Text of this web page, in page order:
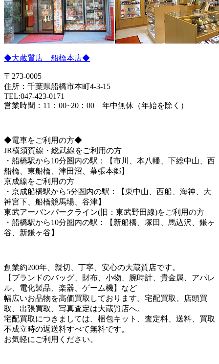
◆大蔵質店 船橋本店◆
〒273-0005
住所：千葉県船橋市本町4-3-15
TEL:047-423-0171
営業時間：11：00~20：00 年中無休（年始を除く）
◆電車をご利用の方◆
JR横須賀線・総武線をご利用の方
・船橋駅から10分圏内の駅：【市川、本八幡、下総中山、西
船橋、東船橋、津田沼、幕張本郷】
京成線をご利用の方
・京成船橋駅から5分圏内の駅：【東中山、西船、海神、大
神宮下、船橋競馬場、谷津】
東武アーバンパークライン(旧：東武野田線)をご利用の方
・船橋駅から10分圏内の駅：【新船橋、塚田、馬込沢、鎌ヶ
谷、新鎌ヶ谷】
創業約200年、親切、丁寧、安心の大蔵質店です。
【ブランドのバッグ、財布、小物、腕時計、貴金属、アパレ
ル、電化製品、楽器、ゲーム機】など
幅広いお品物を高価買取しております。宅配買取、店頭買
取、出張買取、写真査定は大蔵質店へ。
宅配買取につきましては、梱包キット、査定料、送料、買取
不成立時の返送料すべて無料です。
お気軽にご利用ください。